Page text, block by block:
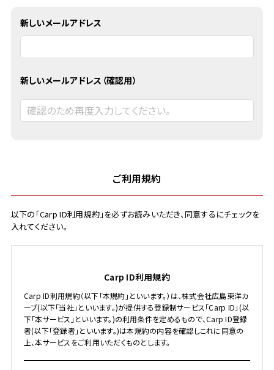
新しいメールアドレス
新しいメールアドレス（確認用）
ご利用規約
以下の「Carp ID利用規約」を必ずお読みいただき、同意するにチェックを
入れてください。
Carp ID利用規約
Carp ID利用規約（以下「本規約」といいます。）は、株式会社広島東洋カ
ープ(以下「当社」といいます。)が提供する登録制サービス「Carp ID」(以
下「本サービス」といいます。)の利用条件を定めるもので、Carp ID登録
者(以下「登録者」といいます。)は本規約の内容を確認しこれに同意の
上、本サービスをご利用いただくものとします。